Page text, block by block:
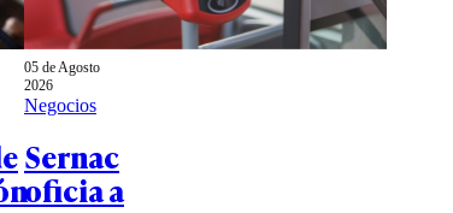
05 de Agosto
2026
Negocios
Sernac
oficia a